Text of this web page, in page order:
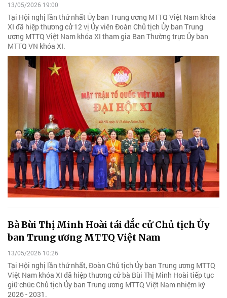
13/05/2026 19:00
Tại Hội nghị lần thứ nhất Ủy ban Trung ương MTTQ Việt Nam khóa
XI đã hiệp thương cử 12 vị Ủy viên Đoàn Chủ tịch Ủy ban Trung
ương MTTQ Việt Nam khóa XI tham gia Ban Thường trực Ủy ban
MTTQ VN khóa XI.
Bà Bùi Thị Minh Hoài tái đắc cử Chủ tịch Ủy
ban Trung ương MTTQ Việt Nam
13/05/2026 10:26
Tại Hội nghị lần thứ nhất, Đoàn Chủ tịch Ủy ban Trung ương MTTQ
Việt Nam khóa XI đã hiệp thương cử bà Bùi Thị Minh Hoài tiếp tục
giữ chức Chủ tịch Ủy ban Trung ương MTTQ Việt Nam nhiệm kỳ
2026 - 2031.